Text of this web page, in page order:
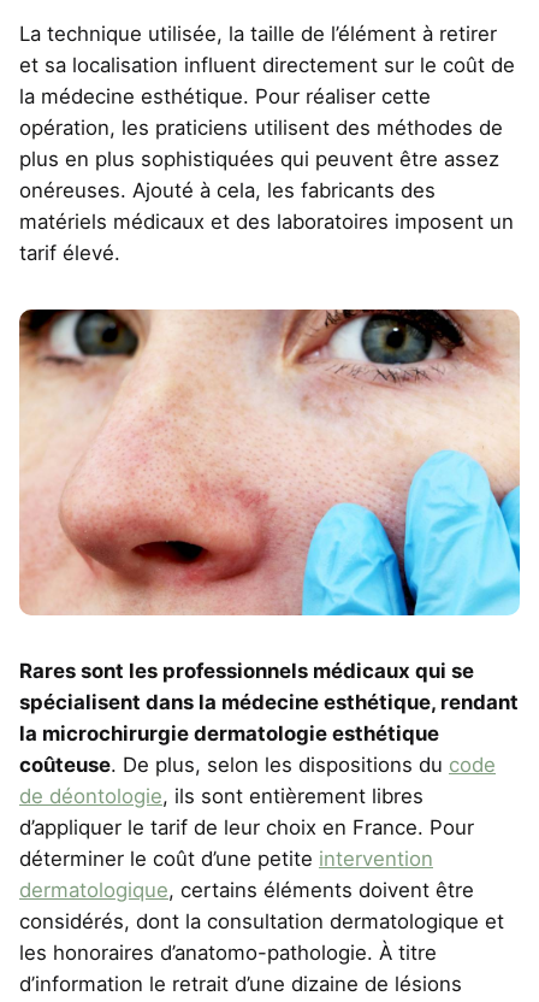
La technique utilisée, la taille de l’élément à retirer
et sa localisation influent directement sur le coût de
la médecine esthétique. Pour réaliser cette
opération, les praticiens utilisent des méthodes de
plus en plus sophistiquées qui peuvent être assez
onéreuses. Ajouté à cela, les fabricants des
matériels médicaux et des laboratoires imposent un
tarif élevé.
Rares sont les professionnels médicaux qui se
spécialisent dans la médecine esthétique, rendant
la microchirurgie dermatologie esthétique
coûteuse. De plus, selon les dispositions du code
de déontologie, ils sont entièrement libres
d’appliquer le tarif de leur choix en France. Pour
déterminer le coût d’une petite intervention
dermatologique, certains éléments doivent être
considérés, dont la consultation dermatologique et
les honoraires d’anatomo-pathologie. À titre
d’information le retrait d’une dizaine de lésions